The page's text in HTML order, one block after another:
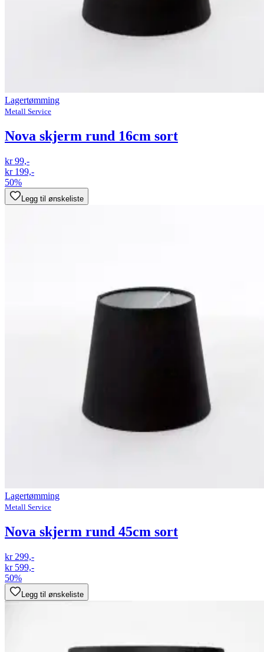
Lagertømming
Metall Service
Nova skjerm rund 16cm sort
kr 99,-
kr 199,-
50%
Legg til ønskeliste
Lagertømming
Metall Service
Nova skjerm rund 45cm sort
kr 299,-
kr 599,-
50%
Legg til ønskeliste